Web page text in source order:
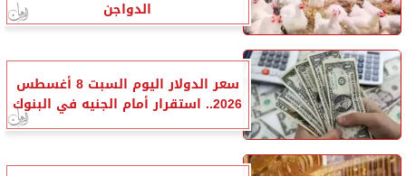
الدواجن
سعر الدولار اليوم السبت 8 أغسطس
2026.. استقرار أمام الجنيه في البنوك